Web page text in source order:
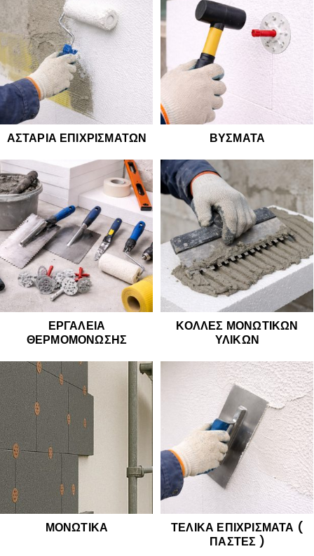
ΑΣΤΆΡΙΑ ΕΠΙΧΡΙΣΜΆΤΩΝ ΒΎΣΜΑΤΑ
ΕΡΓΑΛΕΊΑ
ΘΕΡΜΟΜΌΝΩΣΗΣ
ΚΌΛΛΕΣ ΜΟΝΩΤΙΚΏΝ
ΥΛΙΚΏΝ
ΜΟΝΩΤΙΚΆ
ΤΕΛΙΚΆ ΕΠΙΧΡΊΣΜΑΤΑ (
ΠΆΣΤΕΣ )